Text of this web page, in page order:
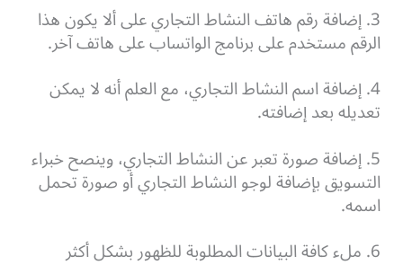
3. إضافة رقم هاتف النشاط التجاري على ألا يكون هذا
الرقم مستخدم على برنامج الواتساب على هاتف آخر.
4. إضافة اسم النشاط التجاري، مع العلم أنه لا يمكن
تعديله بعد إضافته.
5. إضافة صورة تعبر عن النشاط التجاري، وينصح خبراء
التسويق بإضافة لوجو النشاط التجاري أو صورة تحمل
اسمه.
6. ملء كافة البيانات المطلوبة للظهور بشكل أكثر